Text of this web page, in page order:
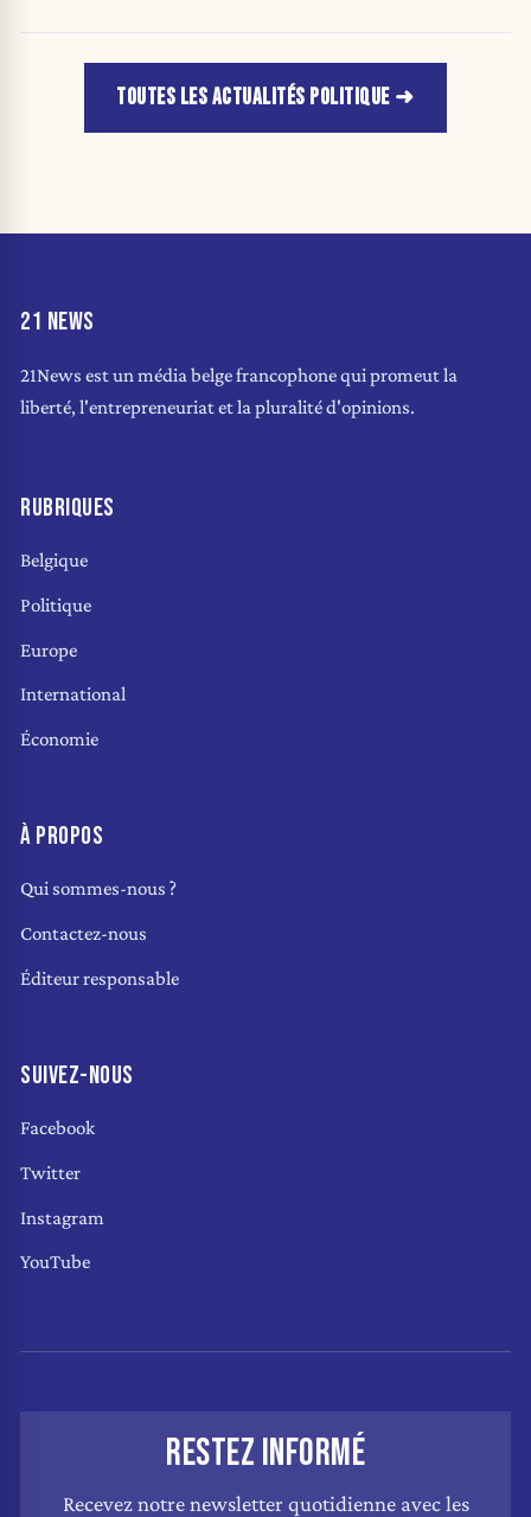
TOUTES LES ACTUALITÉS POLITIQUE
21 NEWS
21News est un média belge francophone qui promeut la
liberté, l'entrepreneuriat et la pluralité d'opinions.
RUBRIQUES
Belgique
Politique
Europe
International
Économie
À PROPOS
Qui sommes-nous ?
Contactez-nous
Éditeur responsable
SUIVEZ-NOUS
Facebook
Twitter
Instagram
YouTube
RESTEZ INFORMÉ
Recevez notre newsletter quotidienne avec les